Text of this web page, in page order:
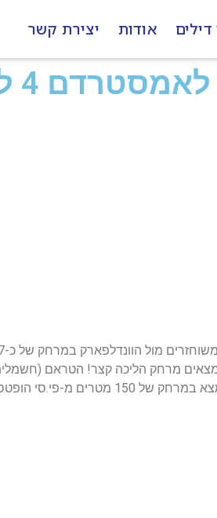
דילים אודות יצירת קשר
נמצאים מרחק הליכה קצר! הטראם